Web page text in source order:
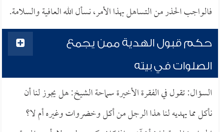
فالواجب الحذر من التساهل بهذا الأمر، نسأل الله العافية والسلامة.
حكم قبول الهدية ممن يجمع
الصلوات في بيته
السؤال: تقول في الفقرة الأخيرة سماحة الشيخ: هل يجوز لنا أن
نأكل مما يهديه لنا هذا الرجل من أكل وخضروات وغيره أم لا؟